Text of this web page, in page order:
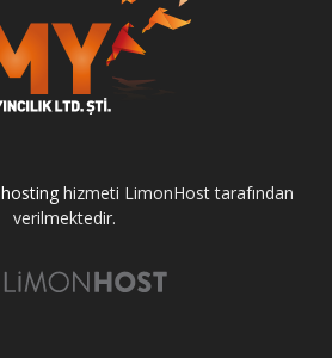
hosting hizmeti LimonHost tarafından
verilmektedir.